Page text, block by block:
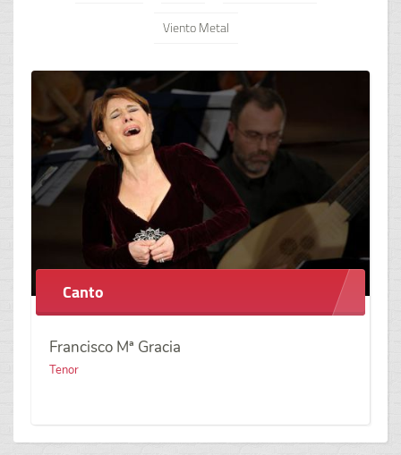
Viento Metal
Canto
Francisco Mª Gracia
Tenor